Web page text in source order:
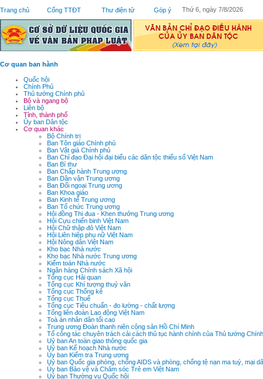
Trang chủ Cổng TTĐT Thư điện tử Góp ý Thứ 6, ngày 7/8/2026
Cơ quan ban hành
Quốc hội
Chính Phủ
Thủ tướng Chính phủ
Bộ và ngang bộ
Liên bộ
Tỉnh, thành phố
Ủy ban Dân tộc
Cơ quan khác
Bộ Chính trị
Ban Tôn giáo Chính phủ
Ban Vật giá Chính phủ
Ban Chỉ đạo Đại hội đại biểu các dân tộc thiểu số Việt Nam
Ban Bí thư
Ban Chấp hành Trung ương
Ban Dân vận Trung ương
Ban Đối ngoại Trung ương
Ban Khoa giáo
Ban Kinh tế Trung ương
Ban Tổ chức Trung ương
Hội đồng Thi đua - Khen thưởng Trung ương
Hội Cựu chiến binh Việt Nam
Hội Chữ thập đỏ Việt Nam
Hội Liên hiệp phụ nữ Việt Nam
Hội Nông dân Việt Nam
Kho bạc Nhà nước
Kho bạc Nhà nước Trung ương
Kiểm toán Nhà nước
Ngân hàng Chính sách Xã hội
Tổng cục Hải quan
Tổng cục Khí tượng thuỷ văn
Tổng cục Thống kê
Tổng cục Thuế
Tổng cục Tiêu chuẩn - đo lường - chất lượng
Tổng liên đoàn Lao động Việt Nam
Toà án nhân dân tối cao
Trung ương Đoàn thanh niên cộng sản Hồ Chí Minh
Tổ công tác chuyên trách cải cách thủ tục hành chính của Thủ tướng
Uỷ ban An toàn giao thông quốc gia
Uỷ ban Kế hoạch Nhà nước
Ủy ban Kiểm tra Trung ương
Uỷ ban Quốc gia phòng, chống AIDS và phòng, chống tệ nạn ma tuý, mại
Ủy ban Bảo vệ và Chăm sóc Trẻ em Việt Nam
Uỷ ban Thường vụ Quốc hội